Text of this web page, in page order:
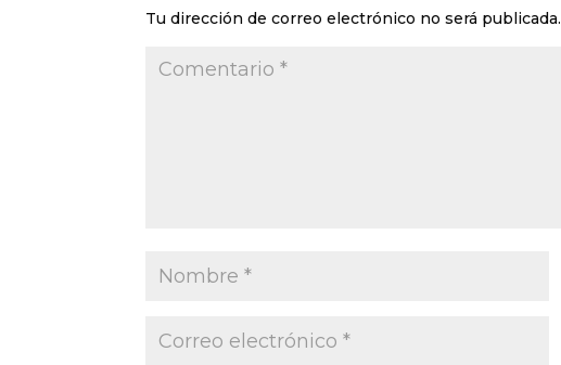
Tu dirección de correo electrónico no será publicada.